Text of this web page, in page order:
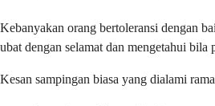
Kebanyakan orang bertoleransi dengan
ubat dengan selamat dan mengetahui
Kesan sampingan biasa yang dialami